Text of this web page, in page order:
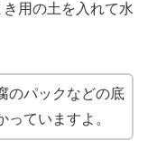
用の土を入れて水
のパックなどの底
ていますよ。